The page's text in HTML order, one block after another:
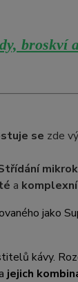
broskví
se zde
a
jako
kávy.
jejich